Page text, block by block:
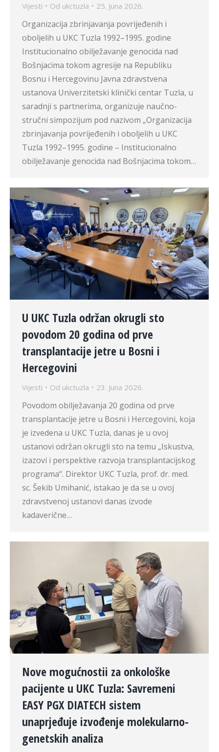
Vijesti Od ukctuzla 25. Juna 2026.
Organizacija zbrinjavanja povrijeđenih i
oboljelih u UKC Tuzla 1992–1995. godine
Institucionalno obilježavanje genocida nad
Bošnjacima tokom agresije na Republiku
Bosnu i Hercegovinu Javna zdravstvena
ustanova Univerzitetski klinički centar Tuzla, u
saradnji s partnerima, organizuje naučno-
stručni simpozijum pod nazivom „Organizacija
zbrinjavanja povrijeđenih i oboljelih u UKC
Tuzla 1992–1995. godine – Institucionalno
obilježavanje genocida nad Bošnjacima tokom…
U UKC Tuzla održan okrugli sto
povodom 20 godina od prve
transplantacije jetre u Bosni i
Hercegovini
Vijesti Od ukctuzla 23. Juna 2026.
Povodom obilježavanja 20 godina od prve
transplantacije jetre u Bosni i Hercegovini, koja
je izvedena u UKC Tuzla, danas je u ovoj
ustanovi održan okrugli sto na temu „Iskustva,
izazovi i perspektive razvoja transplantacijskog
programa“. Direktor UKC Tuzla, prof. dr. med.
sc. Šekib Umihanić, istakao je da se u ovoj
zdravstvenoj ustanovi danas izvode
kadaverične…
Nove mogućnostii za onkološke
pacijente u UKC Tuzla: Savremeni
EASY PGX DIATECH sistem
unaprjeđuje izvođenje molekularno-
genetskih analiza